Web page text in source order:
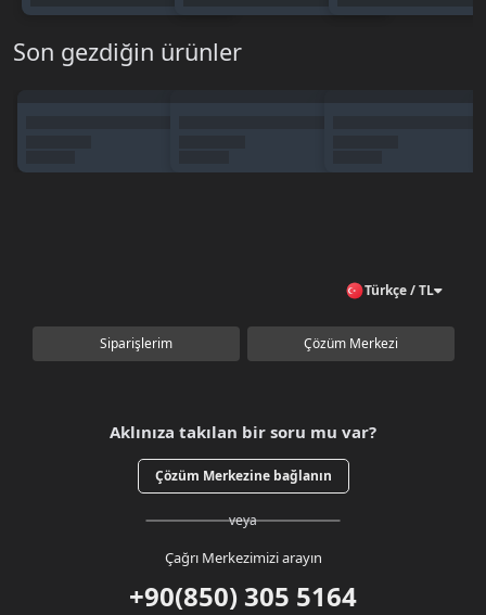
Son gezdiğin ürünler
Türkçe / TL
Siparişlerim Çözüm Merkezi
Aklınıza takılan bir soru mu var?
Çözüm Merkezine bağlanın
veya
Çağrı Merkezimizi arayın
+90(850) 305 5164